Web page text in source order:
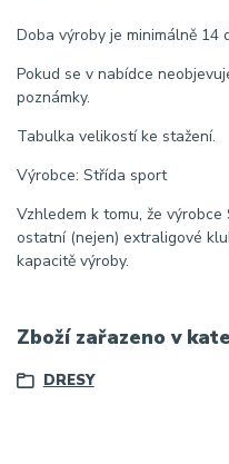
Doba výroby je minimálně 14
Pokud se v nabídce
poznámky.
Tabulka velikostí ke stažení.
Výrobce: Střída sport
Vzhledem k tomu, že
ostatní (nejen) extraligové
kapacitě výroby.
Zboží zařazeno v
DRESY